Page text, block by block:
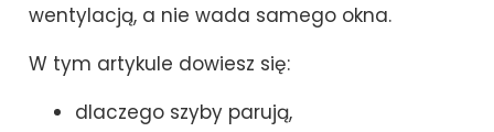
wentylacją, a nie wada samego okna.
W tym artykule dowiesz się:
dlaczego szyby parują,